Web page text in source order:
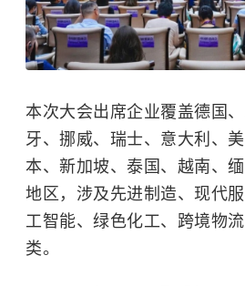
本次大会出席企业覆盖德国
牙、挪威、瑞士、意大利、
本、新加坡、泰国、越南、
地区，涉及先进制造、现代
工智能、绿色化工、跨境物
类。